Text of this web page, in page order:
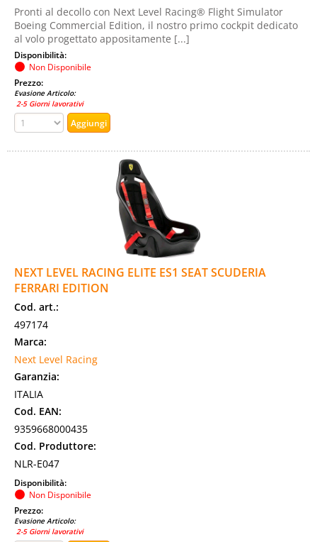
Pronti al decollo con Next Level Racing® Flight Simulator
Boeing Commercial Edition, il nostro primo cockpit dedicato
al volo progettato appositamente [...]
Disponibilità:
Non Disponibile
Prezzo:
Evasione Articolo:
2-5 Giorni lavorativi
NEXT LEVEL RACING ELITE ES1 SEAT SCUDERIA
FERRARI EDITION
Cod. art.:
497174
Marca:
Next Level Racing
Garanzia:
ITALIA
Cod. EAN:
9359668000435
Cod. Produttore:
NLR-E047
Disponibilità:
Non Disponibile
Prezzo:
Evasione Articolo:
2-5 Giorni lavorativi